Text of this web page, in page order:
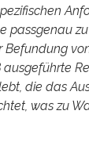
passgenau
die das
was zu